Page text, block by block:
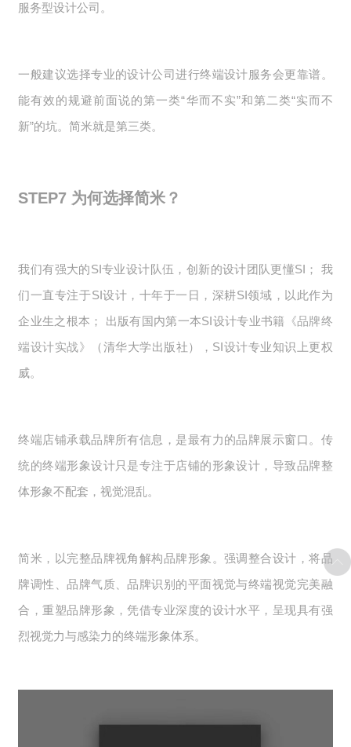
服务型设计公司。
一般建议选择专业的设计公司进行终端设计服务会更靠谱。
能有效的规避前面说的第一类“华而不实”和第二类“实而不
新”的坑。简米就是第三类。
STEP7 为何选择简米？
我们有强大的SI专业设计队伍，创新的设计团队更懂SI； 我
们一直专注于SI设计，十年于一日，深耕SI领域，以此作为
企业生之根本； 出版有国内第一本SI设计专业书籍 《品牌终
端设计实战》
（清华大学出版社），SI设计专业知识上更权
威。
终端店铺承载品牌所有信息，是最有力的品牌展示窗口。传
统的终端形象设计只是专注于店铺的形象设计，导致品牌整
体形象不配套，视觉混乱。
简米，以完整品牌视角解构品牌形象。强调整合设计，将品
牌调性、品牌气质、品牌识别的平面视觉与终端视觉完美融
合，重塑品牌形象，凭借专业深度的设计水平，呈现具有强
烈视觉力与感染力的终端形象体系。